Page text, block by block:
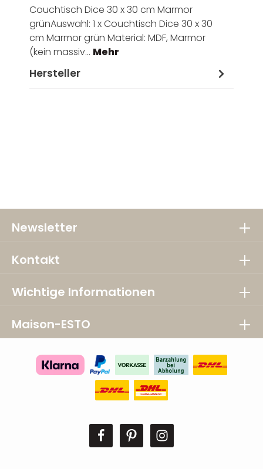
Couchtisch Dice 30 x 30 cm Marmor
grünAuswahl: 1 x Couchtisch Dice 30 x 30
cm Marmor grün Material: MDF, Marmor
(kein massiv… Mehr
Hersteller
Newsletter
Kontakt
Wichtige Informationen
Maison-ESTO